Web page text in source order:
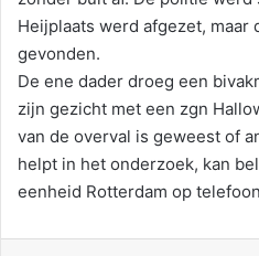
Heijplaats werd afgezet,
gevonden.
De ene dader droeg een
zijn gezicht met een zgn
van de overval is geweest of
helpt in het onderzoek, kan
eenheid Rotterdam op